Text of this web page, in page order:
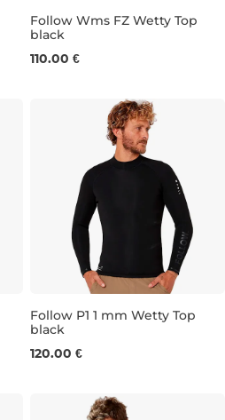
S M
Follow Wms FZ Wetty Top
black
110.00 €
L XL
Follow P1 1 mm Wetty Top
black
120.00 €